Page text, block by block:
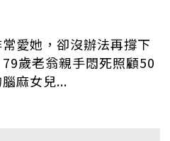
常愛她，卻沒辦法再撐下
歲老翁親手悶死照顧50
麻女兒...